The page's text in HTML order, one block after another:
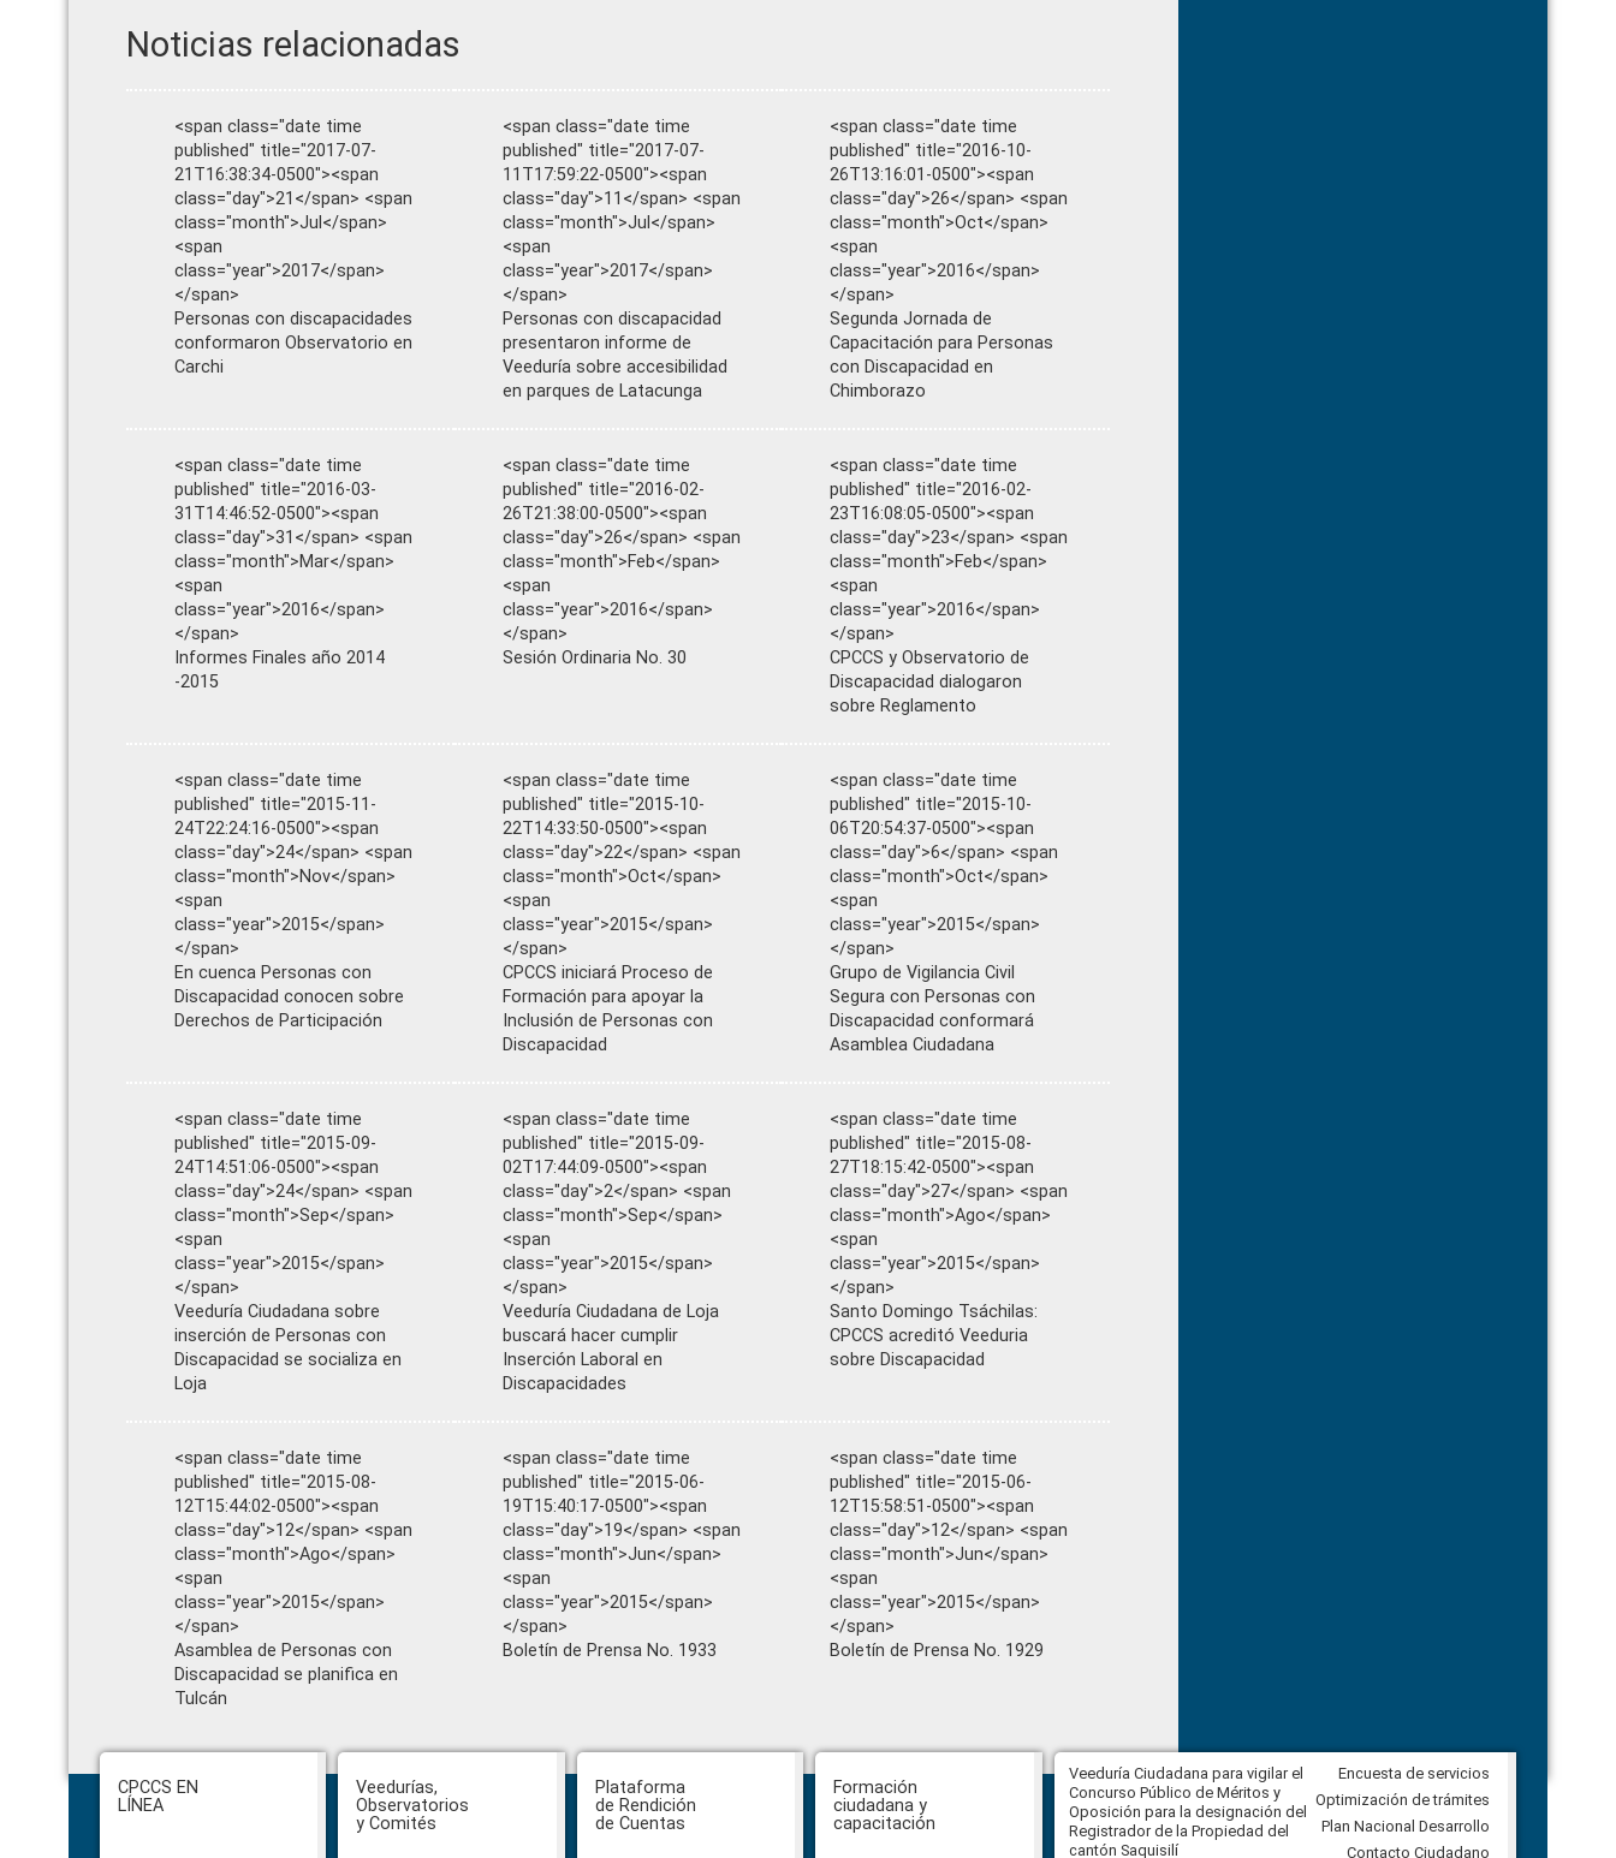
Noticias relacionadas
<span class="date time
published" title="2017-07-
21T16:38:34-0500"><span
class="day">21</span> <span
class="month">Jul</span>
<span
class="year">2017</span>
</span>
Personas con discapacidades
conformaron Observatorio en
Carchi
<span class="date time
published" title="2017-07-
11T17:59:22-0500"><span
class="day">11</span> <span
class="month">Jul</span>
<span
class="year">2017</span>
</span>
Personas con discapacidad
presentaron informe de
Veeduría sobre accesibilidad
en parques de Latacunga
<span class="date time
published" title="2016-10-
26T13:16:01-0500"><span
class="day">26</span> <span
class="month">Oct</span>
<span
class="year">2016</span>
</span>
Segunda Jornada de
Capacitación para Personas
con Discapacidad en
Chimborazo
<span class="date time
published" title="2016-03-
31T14:46:52-0500"><span
class="day">31</span> <span
class="month">Mar</span>
<span
class="year">2016</span>
</span>
Informes Finales año 2014
-2015
<span class="date time
published" title="2016-02-
26T21:38:00-0500"><span
class="day">26</span> <span
class="month">Feb</span>
<span
class="year">2016</span>
</span>
Sesión Ordinaria No. 30
<span class="date time
published" title="2016-02-
23T16:08:05-0500"><span
class="day">23</span> <span
class="month">Feb</span>
<span
class="year">2016</span>
</span>
CPCCS y Observatorio de
Discapacidad dialogaron
sobre Reglamento
<span class="date time
published" title="2015-11-
24T22:24:16-0500"><span
class="day">24</span> <span
class="month">Nov</span>
<span
class="year">2015</span>
</span>
En cuenca Personas con
Discapacidad conocen sobre
Derechos de Participación
<span class="date time
published" title="2015-10-
22T14:33:50-0500"><span
class="day">22</span> <span
class="month">Oct</span>
<span
class="year">2015</span>
</span>
CPCCS iniciará Proceso de
Formación para apoyar la
Inclusión de Personas con
Discapacidad
<span class="date time
published" title="2015-10-
06T20:54:37-0500"><span
class="day">6</span> <span
class="month">Oct</span>
<span
class="year">2015</span>
</span>
Grupo de Vigilancia Civil
Segura con Personas con
Discapacidad conformará
Asamblea Ciudadana
<span class="date time
published" title="2015-09-
24T14:51:06-0500"><span
class="day">24</span> <span
class="month">Sep</span>
<span
class="year">2015</span>
</span>
Veeduría Ciudadana sobre
inserción de Personas con
Discapacidad se socializa en
Loja
<span class="date time
published" title="2015-09-
02T17:44:09-0500"><span
class="day">2</span> <span
class="month">Sep</span>
<span
class="year">2015</span>
</span>
Veeduría Ciudadana de Loja
buscará hacer cumplir
Inserción Laboral en
Discapacidades
<span class="date time
published" title="2015-08-
27T18:15:42-0500"><span
class="day">27</span> <span
class="month">Ago</span>
<span
class="year">2015</span>
</span>
Santo Domingo Tsáchilas:
CPCCS acreditó Veeduria
sobre Discapacidad
<span class="date time
published" title="2015-08-
12T15:44:02-0500"><span
class="day">12</span> <span
class="month">Ago</span>
<span
class="year">2015</span>
</span>
Asamblea de Personas con
Discapacidad se planifica en
Tulcán
<span class="date time
published" title="2015-06-
19T15:40:17-0500"><span
class="day">19</span> <span
class="month">Jun</span>
<span
class="year">2015</span>
</span>
Boletín de Prensa No. 1933
<span class="date time
published" title="2015-06-
12T15:58:51-0500"><span
class="day">12</span> <span
class="month">Jun</span>
<span
class="year">2015</span>
</span>
Boletín de Prensa No. 1929
Footer
CPCCS EN
LÍNEA
Veedurías,
Observatorios
y Comités
Plataforma
de Rendición
de Cuentas
Formación
ciudadana y
capacitación
CPCCS aprueba convocatoria a
Veeduría para designación de la
autoridad de la SOT
Veeduría Ciudadana para vigilar el
Concurso Público de Méritos y
Oposición para la designación del
Registrador de la Propiedad del
cantón Saquisilí
Veeduría Ciudadana para vigilar la
construcción del asfaltado de
Ballenita del cantón Santa Elena
Encuesta de servicios
Optimización de trámites
Plan Nacional Desarrollo
Contacto Ciudadano